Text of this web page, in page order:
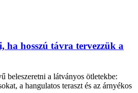
ha hosszú távra tervezzük a
beleszeretni a látványos ötletekbe:
a hangulatos teraszt és az árnyékos